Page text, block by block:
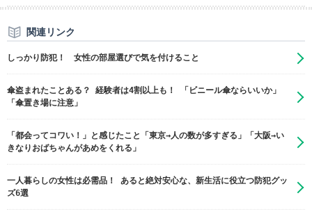
関連リンク
しっかり防犯！ 女性の部屋選びで気を付けること
傘盗まれたことある？ 経験者は4割以上も！ 「ビニール傘ならいいか」
「傘置き場に注意」
「都会ってコワい！」と感じたこと「東京→人の数が多すぎる」「大阪→い
きなりおばちゃんがあめをくれる」
一人暮らしの女性は必需品！ あると絶対安心な、新生活に役立つ防犯グッ
ズ6選